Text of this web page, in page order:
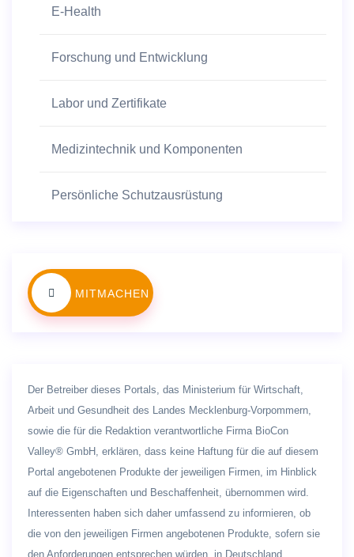
E-Health
Forschung und Entwicklung
Labor und Zertifikate
Medizintechnik und Komponenten
Persönliche Schutzausrüstung
MITMACHEN
Der Betreiber dieses Portals, das Ministerium für Wirtschaft,
Arbeit und Gesundheit des Landes Mecklenburg-Vorpommern,
sowie die für die Redaktion verantwortliche Firma BioCon
Valley® GmbH, erklären, dass keine Haftung für die auf diesem
Portal angebotenen Produkte der jeweiligen Firmen, im Hinblick
auf die Eigenschaften und Beschaffenheit, übernommen wird.
Interessenten haben sich daher umfassend zu informieren, ob
die von den jeweiligen Firmen angebotenen Produkte, sofern sie
den Anforderungen entsprechen würden, in Deutschland